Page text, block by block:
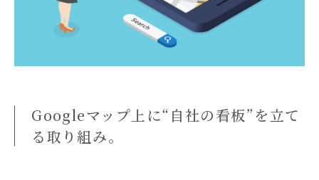
Googleマップ上に“自社の看板”を立て
る取り組み。